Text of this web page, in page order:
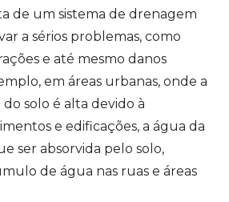
de um sistema de drenagem
a sérios problemas, como
e até mesmo danos
em áreas urbanas, onde a
solo é alta devido à
e edificações, a água da
ser absorvida pelo solo,
de água nas ruas e áreas